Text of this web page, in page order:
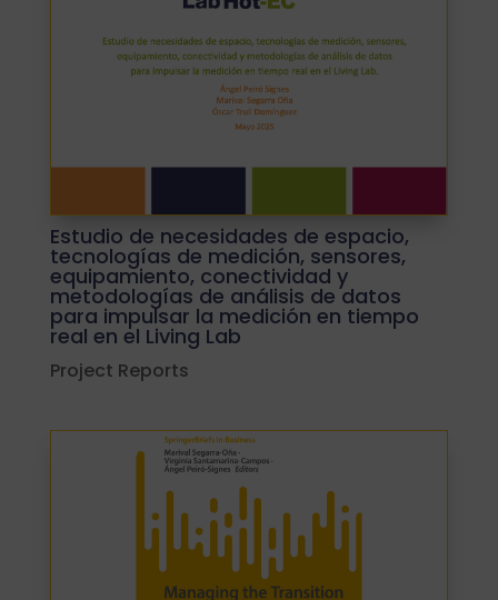
Estudio de necesidades de espacio,
tecnologías de medición, sensores,
equipamiento, conectividad y
metodologías de análisis de datos
para impulsar la medición en tiempo
real en el Living Lab
Project Reports